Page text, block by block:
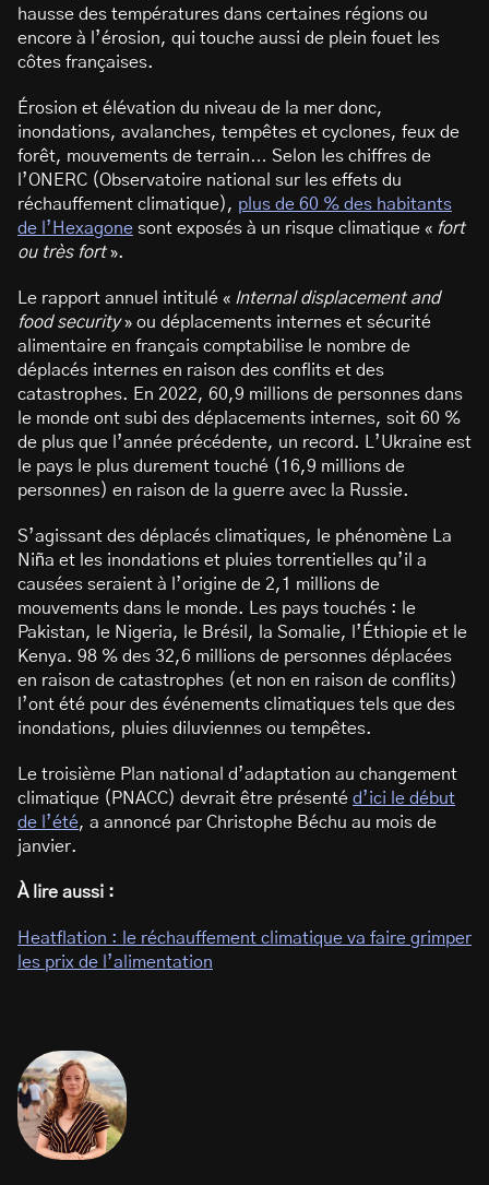
hausse des températures dans certaines régions ou
encore à l’érosion, qui touche aussi de plein fouet les
côtes françaises.
Érosion et élévation du niveau de la mer donc,
inondations, avalanches, tempêtes et cyclones, feux de
forêt, mouvements de terrain… Selon les chiffres de
l’ONERC (Observatoire national sur les effets du
réchauffement climatique), plus de 60 % des habitants
de l’Hexagone sont exposés à un risque climatique « fort
ou très fort».
Le rapport annuel intitulé « Internal displacement and
food security» ou déplacements internes et sécurité
alimentaire en français comptabilise le nombre de
déplacés internes en raison des conflits et des
catastrophes. En 2022, 60,9 millions de personnes dans
le monde ont subi des déplacements internes, soit 60 %
de plus que l’année précédente, un record. L’Ukraine est
le pays le plus durement touché (16,9 millions de
personnes) en raison de la guerre avec la Russie.
S’agissant des déplacés climatiques, le phénomène La
Niña et les inondations et pluies torrentielles qu’il a
causées seraient à l’origine de 2,1 millions de
mouvements dans le monde. Les pays touchés : le
Pakistan, le Nigeria, le Brésil, la Somalie, l’Éthiopie et le
Kenya. 98 % des 32,6 millions de personnes déplacées
en raison de catastrophes (et non en raison de conflits)
l’ont été pour des événements climatiques tels que des
inondations, pluies diluviennes ou tempêtes.
Le troisième Plan national d’adaptation au changement
climatique (PNACC) devrait être présenté d’ici le début
de l’été, a annoncé par Christophe Béchu au mois de
janvier.
À lire aussi :
Heatflation : le réchauffement climatique va faire grimper
les prix de l’alimentation